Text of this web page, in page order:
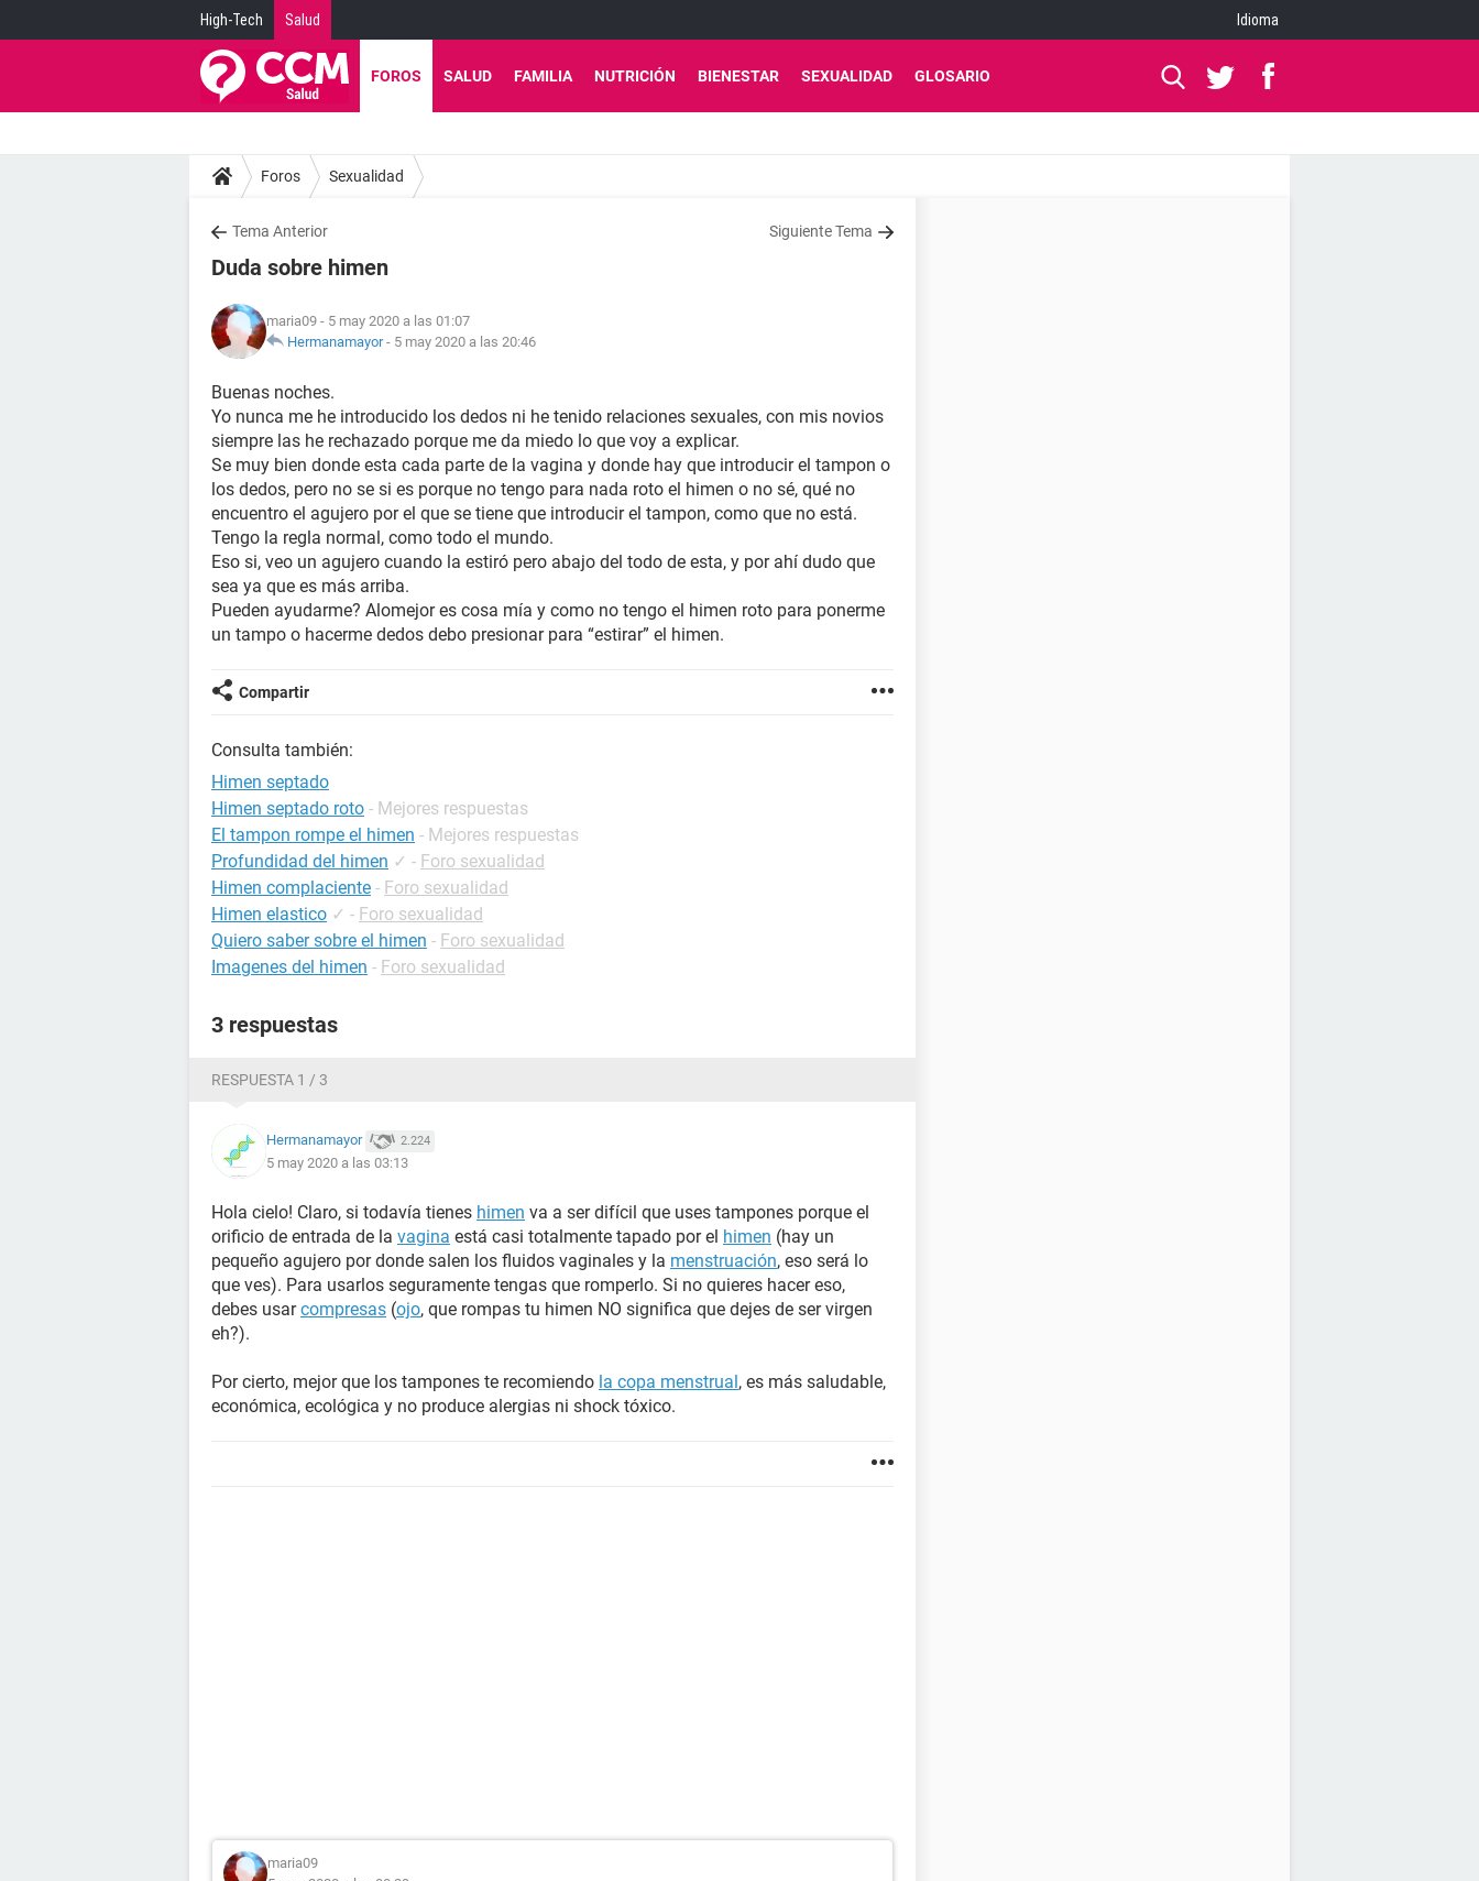
High-Tech Salud Idioma
FOROS SALUD FAMILIA NUTRICIÓN BIENESTAR SEXUALIDAD GLOSARIO
Foros Sexualidad
Tema Anterior Siguiente Tema
Duda sobre himen
maria09 - 5 may 2020 a las 01:07
Hermanamayor- 5 may 2020 a las 20:46
Buenas noches.
Yo nunca me he introducido los dedos ni he tenido relaciones sexuales, con mis novios
siempre las he rechazado porque me da miedo lo que voy a explicar.
Se muy bien donde esta cada parte de la vagina y donde hay que introducir el tampon o
los dedos, pero no se si es porque no tengo para nada roto el himen o no sé, qué no
encuentro el agujero por el que se tiene que introducir el tampon, como que no está.
Tengo la regla normal, como todo el mundo.
Eso si, veo un agujero cuando la estiró pero abajo del todo de esta, y por ahí dudo que
sea ya que es más arriba.
Pueden ayudarme? Alomejor es cosa mía y como no tengo el himen roto para ponerme
un tampo o hacerme dedos debo presionar para “estirar” el himen.
Compartir
Consulta también:
Himen septado
Himen septado roto - Mejores respuestas
El tampon rompe el himen - Mejores respuestas
Profundidad del himen ✓ - Foro sexualidad
Himen complaciente - Foro sexualidad
Himen elastico ✓ - Foro sexualidad
Quiero saber sobre el himen - Foro sexualidad
Imagenes del himen - Foro sexualidad
3 respuestas
RESPUESTA 1 / 3
Hermanamayor 2.224
5 may 2020 a las 03:13
Hola cielo! Claro, si todavía tienes himen va a ser difícil que uses tampones porque el
orificio de entrada de la vagina está casi totalmente tapado por el himen (hay un
pequeño agujero por donde salen los fluidos vaginales y la menstruación, eso será lo
que ves). Para usarlos seguramente tengas que romperlo. Si no quieres hacer eso,
debes usarcompresas (ojo, que rompas tu himen NO significa que dejes de ser virgen
eh?).
Por cierto, mejor que los tampones te recomiendo la copa menstrual, es más saludable,
económica, ecológica y no produce alergias ni shock tóxico.
maria09